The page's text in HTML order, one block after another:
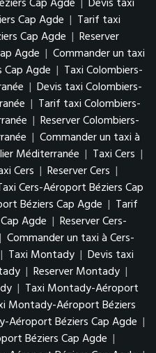
Cap Agde | Tarif taxi
Cap Agde | Reserver
Agde | Commander un taxi
Agde | Taxi Colombiers-
| Devis taxi Colombiers-
| Tarif taxi Colombiers-
| Reserver Colombiers-
| Commander un taxi à
Méditerranée | Taxi Cers |
Cers | Reserver Cers |
Cers-Aéroport Béziers Cap
Béziers Cap Agde | Tarif
Agde | Reserver Cers-
| Commander un taxi à Cers-
| Taxi Montady | Devis taxi
| Reserver Montady |
| Taxi Montady-Aéroport
Montady-Aéroport Béziers
Béziers Cap Agde |
Béziers Cap Agde |